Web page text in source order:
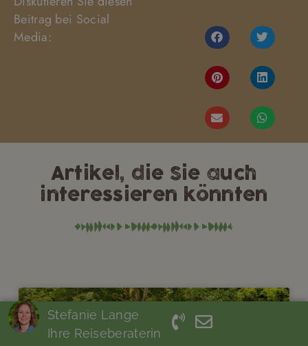
Beitrag bei Social
Media:
Artikel, die Sie auch
interessieren könnten
Stefanie Lange
Ihre Reiseberaterin